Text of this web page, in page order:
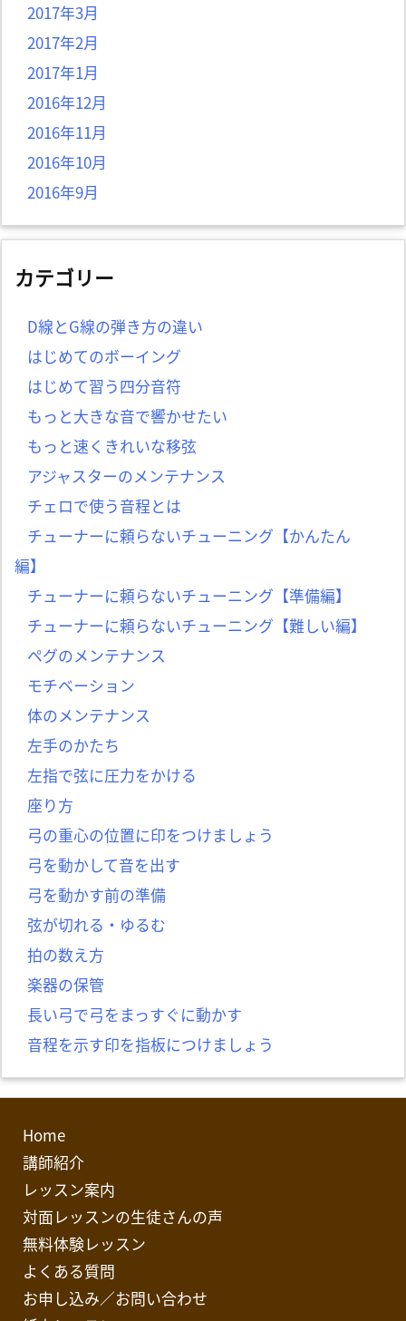
2017年3月
2017年2月
2017年1月
2016年12月
2016年11月
2016年10月
2016年9月
カテゴリー
D線とG線の弾き方の違い
はじめてのボーイング
はじめて習う四分音符
もっと大きな音で響かせたい
もっと速くきれいな移弦
アジャスターのメンテナンス
チェロで使う音程とは
チューナーに頼らないチューニング【かんたん
編】
チューナーに頼らないチューニング【準備編】
チューナーに頼らないチューニング【難しい編】
ペグのメンテナンス
モチベーション
体のメンテナンス
左手のかたち
左指で弦に圧力をかける
座り方
弓の重心の位置に印をつけましょう
弓を動かして音を出す
弓を動かす前の準備
弦が切れる・ゆるむ
拍の数え方
楽器の保管
長い弓で弓をまっすぐに動かす
音程を示す印を指板につけましょう
Home
講師紹介
レッスン案内
対面レッスンの生徒さんの声
無料体験レッスン
よくある質問
お申し込み／お問い合わせ